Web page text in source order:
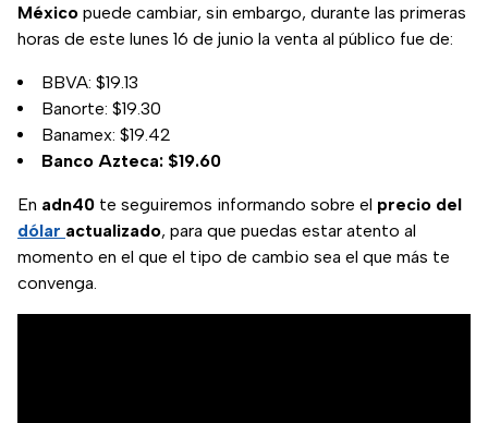
México puede cambiar, sin embargo, durante las primeras
horas de este lunes 16 de junio la venta al público fue de:
BBVA: $19.13
Banorte: $19.30
Banamex: $19.42
Banco Azteca: $19.60
En adn40 te seguiremos informando sobre el precio del
dólar actualizado, para que puedas estar atento al
momento en el que el tipo de cambio sea el que más te
convenga.